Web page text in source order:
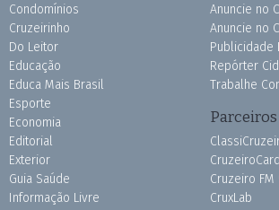
Condomínios
Cruzeirinho
Do Leitor
Educação
Educa Mais Brasil
Esporte
Economia
Editorial
Exterior
Guia Saúde
Informação Livre
Anuncie no
Anuncie no
Publicidade
Repórter
Trabalhe
Parceiros
CruzeiroCard
Cruzeiro FM
CruxLab